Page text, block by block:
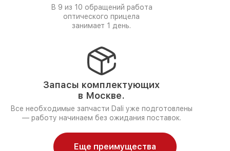
В 9 из 10 обращений работа
оптического прицела
занимает 1 день.
Запасы комплектующих
в Москве.
Все необходимые запчасти Dali уже подготовлены
— работу начинаем без ожидания поставок.
Еще преимущества